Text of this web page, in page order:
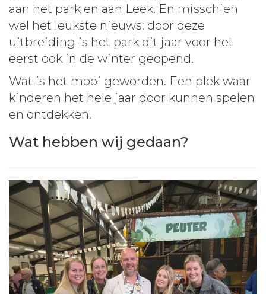
aan het park en aan Leek. En misschien
wel het leukste nieuws: door deze
uitbreiding is het park dit jaar voor het
eerst ook in de winter geopend.
Wat is het mooi geworden. Een plek waar
kinderen het hele jaar door kunnen spelen
en ontdekken.
Wat hebben wij gedaan?